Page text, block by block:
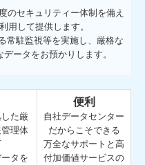
のセキュリティー体制を備え
用して提供します。
常駐監視等を実施し、厳格な
ータをお預かりします。
た厳
理体
タを
便利
自社データセンター
だからこそできる
万全なサポートと高
付加価値サービスの